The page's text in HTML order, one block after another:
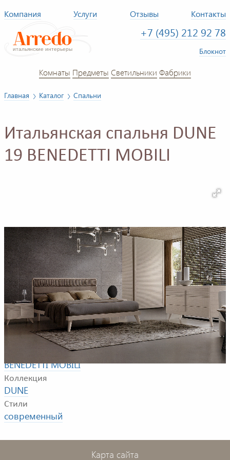
Компания Услуги Отзывы Контакты
+7 (495) 212 92 78
Блокнот
Комнаты Предметы Светильники Фабрики
Главная Каталог Спальни
Итальянская спальня DUNE
19 BENEDETTI MOBILI
Пример композиции для спальной комнаты. В
композицию входят: кровать, прикроватные тумбочки,
комод и шкаф.
BENEDETTI MOBILI
Коллекция
DUNE
Стили
современный
Карта сайта